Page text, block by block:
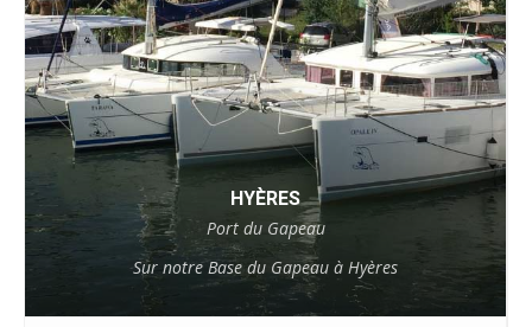
HYÈRES
Port du Gapeau
Sur notre Base du Gapeau à Hyères